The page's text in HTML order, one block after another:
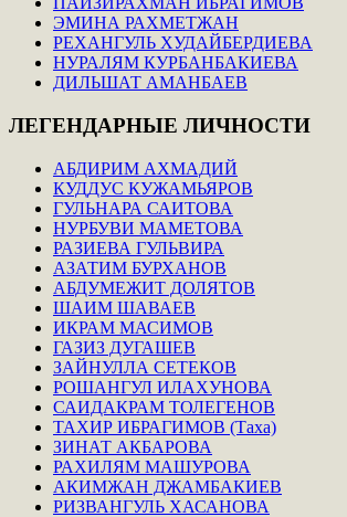
ЭМИНА РАХМЕТЖАН
РЕХАНГУЛЬ ХУДАЙБЕРДИЕВА
НУРАЛЯМ КУРБАНБАКИЕВА
ДИЛЬШАТ АМАНБАЕВ
ЛЕГЕНДАРНЫЕ ЛИЧНОСТИ
АБДИРИМ АХМАДИЙ
КУДДУС КУЖАМЬЯРОВ
ГУЛЬНАРА САИТОВА
НУРБУВИ МАМЕТОВА
РАЗИЕВА ГУЛЬВИРА
АЗАТИМ БУРХАНОВ
АБДУМЕЖИТ ДОЛЯТОВ
ШАИМ ШАВАЕВ
ИКРАМ МАСИМОВ
ГАЗИЗ ДУГАШЕВ
ЗАЙНУЛЛА СЕТЕКОВ
РОШАНГУЛ ИЛАХУНОВА
САИДАКРАМ ТОЛЕГЕНОВ
ТАХИР ИБРАГИМОВ (Таха)
ЗИНАТ АКБАРОВА
РАХИЛЯМ МАШУРОВА
АКИМЖАН ДЖАМБАКИЕВ
РИЗВАНГУЛЬ ХАСАНОВА